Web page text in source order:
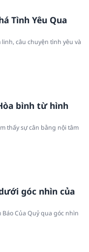
Tình Yêu Qua
câu chuyện tình yêu và
bình từ hình
thấy sự cân bằng nội tâm
góc nhìn của
Của Quỷ qua góc nhìn